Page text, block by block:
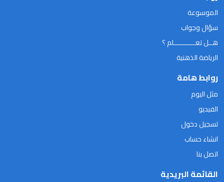
الموسوعة
سؤال وجواب
هــل تعـــــــــــلم ؟
الرياضة الذهنية
روابط هامة
مثل اليوم
الفيديو
تسجيل دخول
انشاء حساب
اتصل بنا
القائمة البريدية